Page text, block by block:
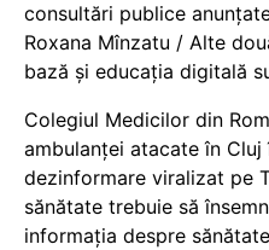
consultări publice
Roxana Mînzatu / Alte
bază și educația digitală
Colegiul Medicilor din
ambulanței atacate în
dezinformare viralizat pe
sănătate trebuie să
informația despre